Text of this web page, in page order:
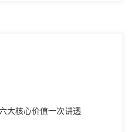
大核心价值一次讲透